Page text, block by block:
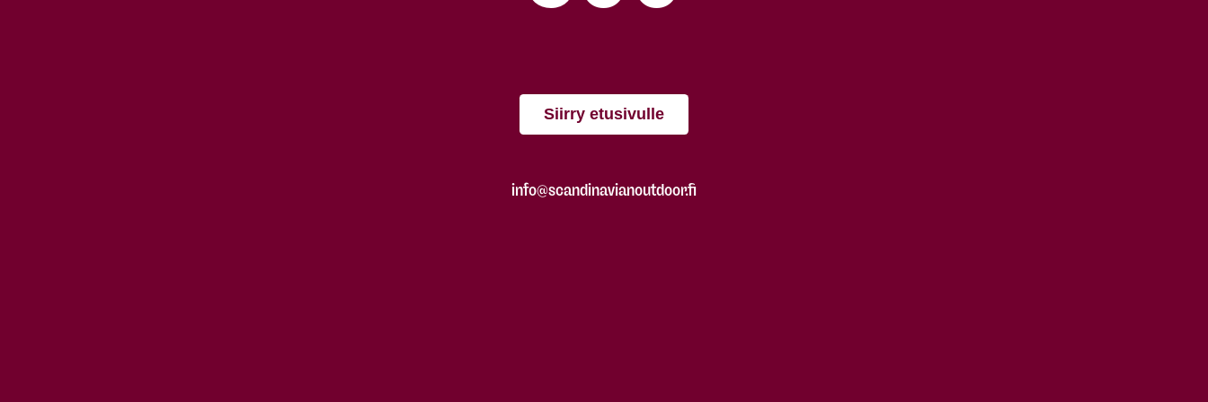
Siirry etusivulle
info@scandinavianoutdoor.fi